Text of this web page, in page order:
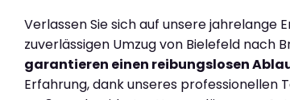
Verlassen Sie sich auf unsere jahrelange
zuverlässigen Umzug von Bielefeld nach
garantieren einen reibungslosen
Erfahrung, dank unseres professionellen